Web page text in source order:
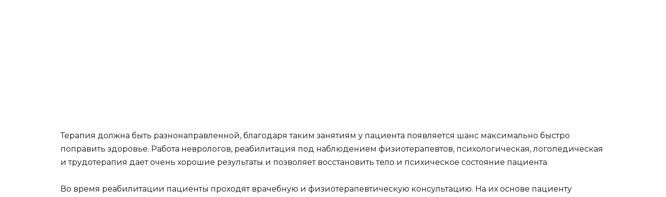
Терапия должна быть разнонаправленной, благодаря таким занятиям у пациента появляется шанс максимально быстро
поправить здоровье. Работа неврологов, реабилитация под наблюдением физиотерапевтов, психологическая, логопедическая
и трудотерапия дает очень хорошие результаты и позволяет восстановить тело и психическое состояние пациента.
Во время реабилитации пациенты проходят врачебную и физиотерапевтическую консультацию. На их основе пациенту